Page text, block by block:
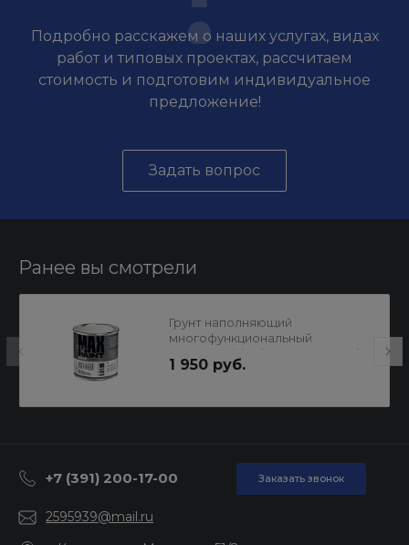
Подробно расскажем о наших услугах, видах
работ и типовых проектах, рассчитаем
стоимость и подготовим индивидуальное
предложение!
Задать вопрос
Ранее вы смотрели
Грунт наполняющий
многофункциональный
акриловый (6+1) Чёрный 3,75 л (
6кг ), MAX Paint
1 950 руб.
+7 (391) 200-17-00 Заказать звонок
2595939@mail.ru